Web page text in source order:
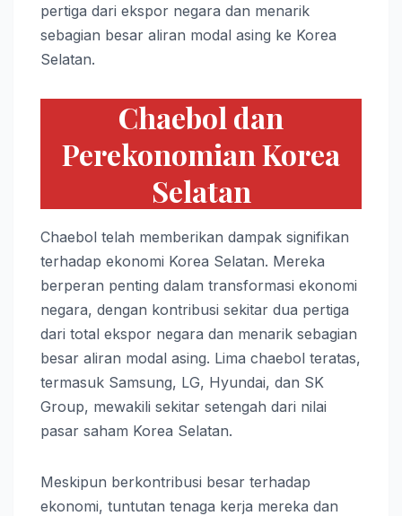
pertiga dari ekspor negara dan menarik
sebagian besar aliran modal asing ke Korea
Selatan.
Chaebol dan
Perekonomian Korea
Selatan
Chaebol telah memberikan dampak signifikan
terhadap ekonomi Korea Selatan. Mereka
berperan penting dalam transformasi ekonomi
negara, dengan kontribusi sekitar dua pertiga
dari total ekspor negara dan menarik sebagian
besar aliran modal asing. Lima chaebol teratas,
termasuk Samsung, LG, Hyundai, dan SK
Group, mewakili sekitar setengah dari nilai
pasar saham Korea Selatan.
Meskipun berkontribusi besar terhadap
ekonomi, tuntutan tenaga kerja mereka dan